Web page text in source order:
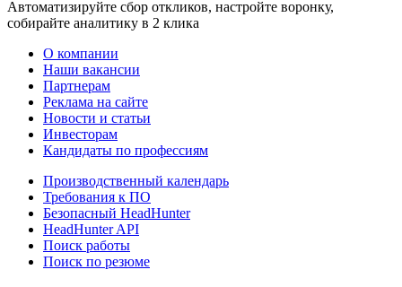
Автоматизируйте сбор откликов, настройте воронку,
собирайте аналитику в 2 клика
О компании
Наши вакансии
Партнерам
Реклама на сайте
Новости и статьи
Инвесторам
Кандидаты по профессиям
Производственный календарь
Требования к ПО
Безопасный HeadHunter
HeadHunter API
Поиск работы
Поиск по резюме